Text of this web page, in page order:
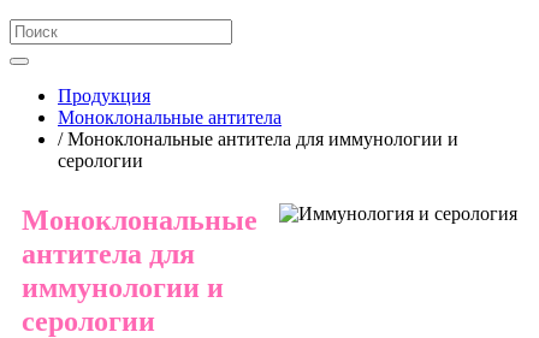
Продукция
Моноклональные антитела
/ Моноклональные антитела для иммунологии и
серологии
Моноклональные
антитела для
иммунологии и
серологии